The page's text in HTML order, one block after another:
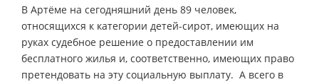
В Артёме на сегодняшний день 89 человек,
относящихся к категории детей-сирот, имеющих на
руках судебное решение о предоставлении им
бесплатного жилья и, соответственно, имеющих право
претендовать на эту социальную выплату. А всего в